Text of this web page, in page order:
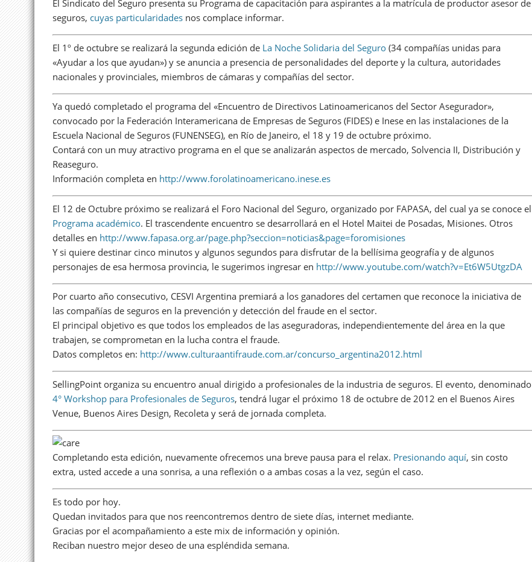
El Sindicato del Seguro presenta su Programa de capacitación para aspirantes a la matrícula de productor asesor de
seguros, cuyas particularidades nos complace informar.
El 1º de octubre se realizará la segunda edición de La Noche Solidaria del Seguro (34 compañías unidas para
«Ayudar a los que ayudan») y se anuncia a presencia de personalidades del deporte y la cultura, autoridades
nacionales y provinciales, miembros de cámaras y compañías del sector.
Ya quedó completado el programa del «Encuentro de Directivos Latinoamericanos del Sector Asegurador»,
convocado por la Federación Interamericana de Empresas de Seguros (FIDES) e Inese en las instalaciones de la
Escuela Nacional de Seguros (FUNENSEG), en Río de Janeiro, el 18 y 19 de octubre próximo.
Contará con un muy atractivo programa en el que se analizarán aspectos de mercado, Solvencia II, Distribución y
Reaseguro.
Información completa en http://www.forolatinoamericano.inese.es
El 12 de Octubre próximo se realizará el Foro Nacional del Seguro, organizado por FAPASA, del cual ya se conoce el
Programa académico. El trascendente encuentro se desarrollará en el Hotel Maitei de Posadas, Misiones. Otros
detalles en http://www.fapasa.org.ar/page.php?seccion=noticias&page=foromisiones
Y si quiere destinar cinco minutos y algunos segundos para disfrutar de la bellísima geografía y de algunos
personajes de esa hermosa provincia, le sugerimos ingresar en http://www.youtube.com/watch?v=Et6W5UtgzDA
Por cuarto año consecutivo, CESVI Argentina premiará a los ganadores del certamen que reconoce la iniciativa de
las compañías de seguros en la prevención y detección del fraude en el sector.
El principal objetivo es que todos los empleados de las aseguradoras, independientemente del área en la que
trabajen, se comprometan en la lucha contra el fraude.
Datos completos en: http://www.culturaantifraude.com.ar/concurso_argentina2012.html
SellingPoint organiza su encuentro anual dirigido a profesionales de la industria de seguros. El evento, denominado
4° Workshop para Profesionales de Seguros, tendrá lugar el próximo 18 de octubre de 2012 en el Buenos Aires
Venue, Buenos Aires Design, Recoleta y será de jornada completa.
Completando esta edición, nuevamente ofrecemos una breve pausa para el relax. Presionando aquí, sin costo
extra, usted accede a una sonrisa, a una reflexión o a ambas cosas a la vez, según el caso.
Es todo por hoy.
Quedan invitados para que nos reencontremos dentro de siete días, internet mediante.
Gracias por el acompañamiento a este mix de información y opinión.
Reciban nuestro mejor deseo de una espléndida semana.